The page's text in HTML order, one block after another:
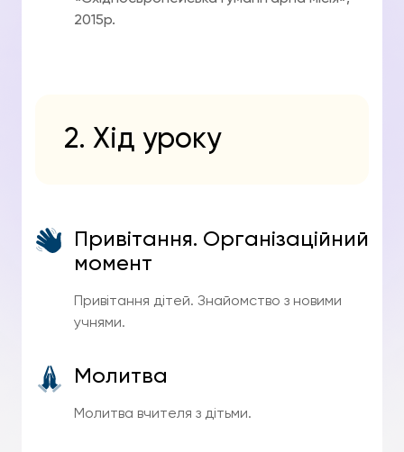
2015р.
2. Хід уроку
Привітання. Організаційний
момент
Привітання дітей. Знайомство з новими
учнями.
Молитва
Молитва вчителя з дітьми.